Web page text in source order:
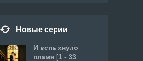
Новые серии
И вспыхнуло
пламя [1 - 33